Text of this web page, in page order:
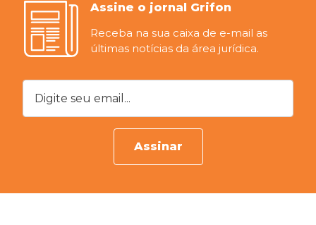
Assine o jornal Grifon
Receba na sua caixa de e-mail as
últimas notícias da área jurídica.
Digite seu email...
Assinar